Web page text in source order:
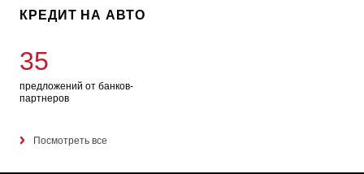
КРЕДИТ НА АВТО
35
предложений от банков-
партнеров
Посмотреть все